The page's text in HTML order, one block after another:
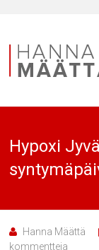
Hypoxi
Hanna Määttä
kommentteja